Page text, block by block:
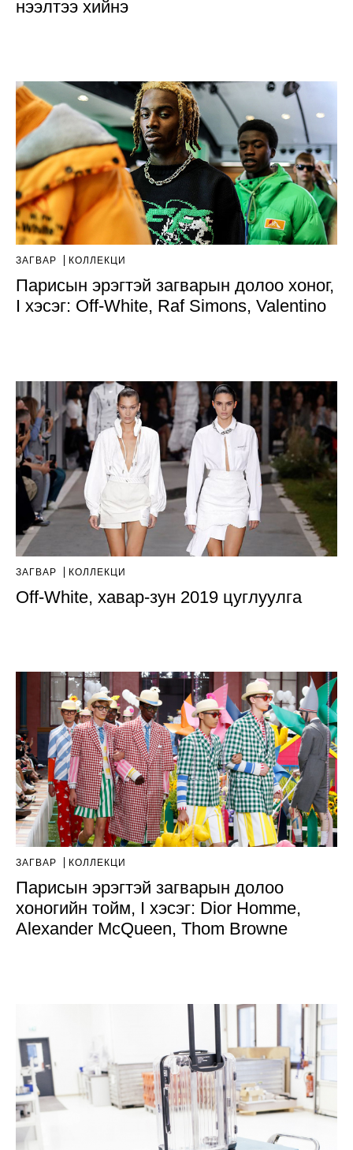
нээлтээ хийнэ
ЗАГВАР КОЛЛЕКЦИ
Парисын эрэгтэй загварын долоо хоног,
I хэсэг: Off-White, Raf Simons, Valentino
ЗАГВАР КОЛЛЕКЦИ
Off-White, хавар-зун 2019 цуглуулга
ЗАГВАР КОЛЛЕКЦИ
Парисын эрэгтэй загварын долоо
хоногийн тойм, I хэсэг: Dior Homme,
Alexander McQueen, Thom Browne